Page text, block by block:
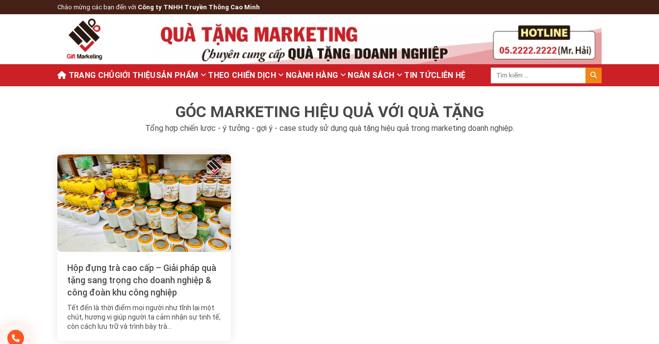
Chào mừng các bạn đến với Công ty TNHH Truyền Thông Cao Minh
TRANG CHỦGIỚI THIỆUSẢN PHẨM THEO CHIẾN DỊCH NGÀNH HÀNG NGÂN SÁCH TIN TỨCLIÊN HỆ
GÓC MARKETING HIỆU QUẢ VỚI QUÀ TẶNG
Tổng hợp chiến lược - ý tưởng - gợi ý - case study sử dụng quà tặng hiệu quả trong marketing doanh nghiệp.
Hộp đựng trà cao cấp – Giải pháp quà
tặng sang trọng cho doanh nghiệp &
công đoàn khu công nghiệp
Tết đến là thời điểm mọi người như tĩnh lại một
chút, hương vị giúp người ta cảm nhận sự tinh tế,
còn cách lưu trữ và trình bày trà…